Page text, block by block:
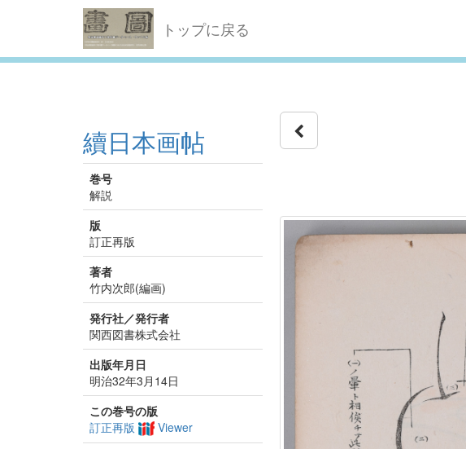
トップに戻る
續日本画帖
巻号
解説
版
訂正再版
著者
竹内次郎(編画)
発行社／発行者
関西図書株式会社
出版年月日
明治32年3月14日
この巻号の版
訂正再版
Viewer